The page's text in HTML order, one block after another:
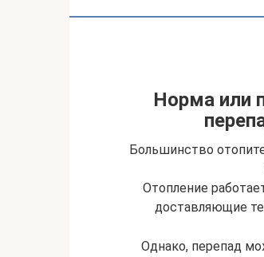
Норма или
Большинство
Отопление
доставляющие
Однако, перепад